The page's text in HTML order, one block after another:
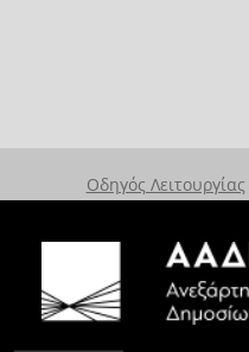
Οδηγός Λειτουργίας